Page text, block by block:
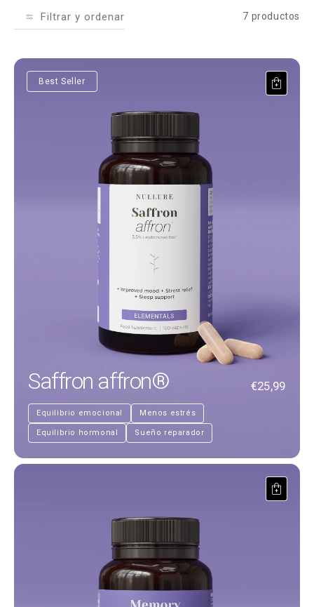
Filtrar y ordenar 7 productos
Saffron affron®
Best Seller
Saffron affron® €25,99
Equilibrio emocional Menos estrés
Equilibrio hormonal Sueño reparador
Memory & Focus